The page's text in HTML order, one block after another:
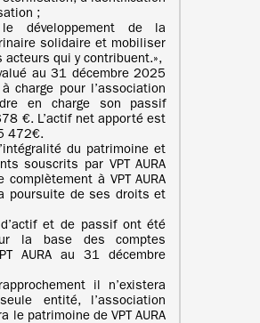
;
le développement de la
solidaire et mobiliser
acteurs qui y contribuent.»,
au 31 décembre 2025
charge pour l’association
en charge son passif
€. L’actif net apporté est
472€.
du patrimoine et
souscrits par VPT AURA
à VPT AURA
poursuite de ses droits et
et de passif ont été
la base des comptes
AURA au 31 décembre
il n’existera
entité, l’association
le patrimoine de VPT AURA